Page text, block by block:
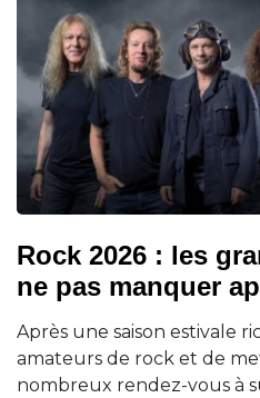
Rock 2026 : les
ne pas manquer
Après une saison estivale
amateurs de rock et de
nombreux rendez-vous à